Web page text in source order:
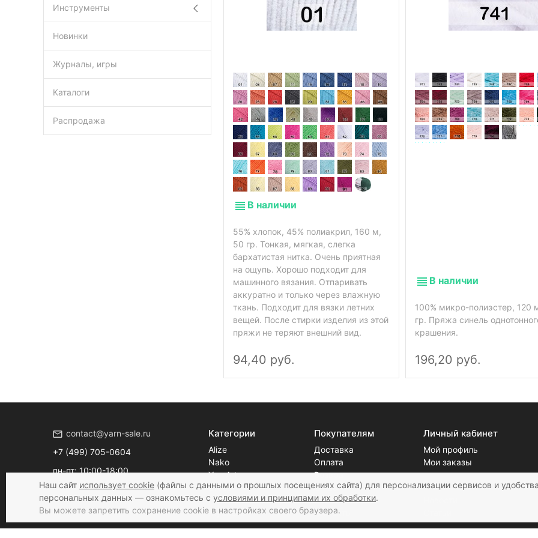
В наличии
55% хлопок, 45% полиакрил, 160 м,
50 гр. Тонкая, мягкая, слегка
бархатистая нитка. Очень приятная
на ощупь. Хорошо подходит для
машинного вязания. Отпаривать
аккуратно и только через влажную
ткань. Подходит для вязки летних
вещей. После стирки изделия из этой
пряжи не теряют внешний вид.
94,40 руб.
В наличии
100% микро-полиэстер, 120
гр. Пряжа синель
крашения.
196,20 руб.
Инструменты
Новинки
Журналы, игры
Каталоги
Распродажа
contact@yarn-sale.ru
+7 (499) 705-0604
пн-пт: 10:00-18:00
сб: 10:00-16:00
вс: выходной
Категории
Alize
Nako
YarnArt
Drops
Инструменты
Журналы
Покупателям
Доставка
Оплата
Возврат
О нас
Скидки
Контакты
Личный кабинет
Мой профиль
Мои заказы
Блог
Наш сайт использует cookie (файлы с данными о прошлых посещениях сайта) для персонализации сервисов и
персональных данных — ознакомьтесь с условиями и принципами их обработки.
Вы можете запретить сохранение cookie в настройках своего браузера.